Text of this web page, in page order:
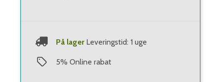
På lager Leveringstid: 1 uge
5% Online rabat